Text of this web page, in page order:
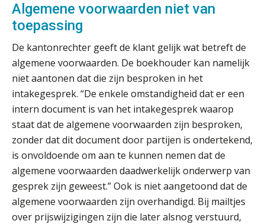
Algemene voorwaarden niet van
toepassing
De kantonrechter geeft de klant gelijk wat betreft de
algemene voorwaarden. De boekhouder kan namelijk
niet aantonen dat die zijn besproken in het
intakegesprek. “De enkele omstandigheid dat er een
intern document is van het intakegesprek waarop
staat dat de algemene voorwaarden zijn besproken,
zonder dat dit document door partijen is ondertekend,
is onvoldoende om aan te kunnen nemen dat de
algemene voorwaarden daadwerkelijk onderwerp van
gesprek zijn geweest.” Ook is niet aangetoond dat de
algemene voorwaarden zijn overhandigd. Bij mailtjes
over prijswijzigingen zijn die later alsnog verstuurd,
Inzicht in je organisatie: de kracht zit
in eenvoud
Ketenmachtigingen centraal beheren:
zo werkt u slimmer met eHerkenning
de autonome AI-boekhouder
De curator klopt aan: wat moet een
accountantskantoor afgeven bij een
faillissement van een klant?
Eenvoudig bankrekeningen koppelen
met Twinfield, Exact Online en
Snelstart
Van Mook: “Met Minox Focus wil ik
groeien naar twee keer zoveel
klanten.”